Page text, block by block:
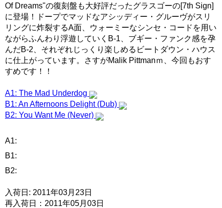
Of Dreams"の復刻盤も大好評だったグラスゴーの[7th Sign]
に登場！ドープでマッドなアシッディー・グルーヴがスリ
リングに炸裂するA面、ウォーミーなシンセ・コードを用い
ながらふんわり浮遊していくB-1、ブギー・ファンク感を孕
んだB-2、それぞれじっくり楽しめるビートダウン・ハウス
に仕上がっています。さすがMalik Pittmanｍ、今回もおす
すめです！！
A1: The Mad Underdog
B1: An Afternoons Delight (Dub)
B2: You Want Me (Never)
A1:
B1:
B2:
入荷日: 2011年03月23日
再入荷日：2011年05月03日